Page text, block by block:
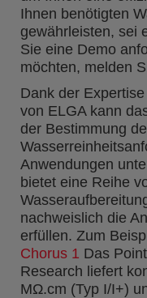
Ihnen benötigten
gewährleisten, sei
Sie eine Demo
möchten, melden
Dank der
von ELGA kann
der Bestimmung
Anwendungen
bietet eine Reihe
nachweislich die
erfüllen. Zum
Chorus 1 Das
Research liefert
MΩ.cm (Typ I/I+)